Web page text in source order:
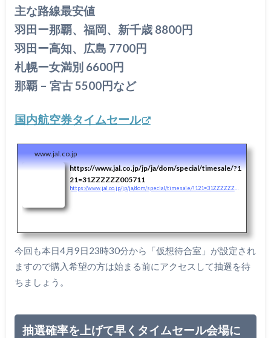
主な路線最安値
羽田ー那覇、福岡、新千歳 8800円
羽田ー高知、広島 7700円
札幌ー女満別 6600円
那覇 – 宮古 5500円など
国内航空券タイムセール
www.jal.co.jp
https://www.jal.co.jp/jp/ja/dom/special/timesale/?1
21=31ZZZZZZ005711
https://www.jal.co.jp/jp/ja/dom/special/timesale/?121=31ZZZZZZ005711
今回も本日4月9日23時30分から「仮想待合室」が設定され
ますので購入希望の方は始まる前にアクセスして抽選を待
ちましょう。
抽選確率を上げて早くタイムセール会場に